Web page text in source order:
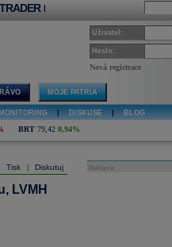
|
Uživatel:
Heslo:
Nová registrace
MOJE PATRIA
MONITORING DISKUSE BLOG
BRT 79,42 0,94%
Tisk Diskutuj
LVMH
Reklama